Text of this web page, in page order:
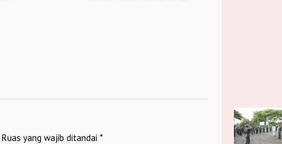
Ruas yang wajib ditandai *